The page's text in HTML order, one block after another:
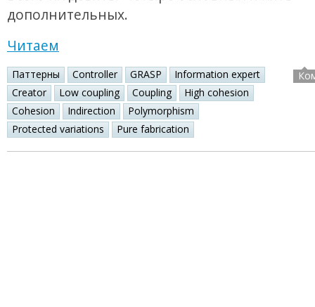
дополнительных.
Читаем
Паттерны Controller GRASP
Information expert
Creator
Low coupling Coupling
High cohesion
Cohesion
Indirection
Polymorphism
Protected variations
Pure fabrication